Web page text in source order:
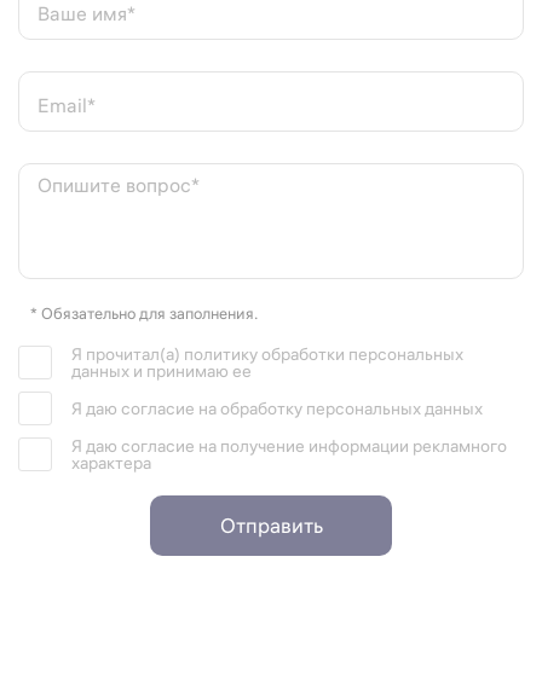
Ваше имя*
Email*
Опишите вопрос*
* Обязательно для заполнения.
Я прочитал(а) политику обработки персональных
данных и принимаю ее
Я даю согласие на обработку персональных данных
Я даю согласие на получение информации рекламного
характера
Отправить